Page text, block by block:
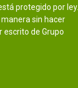
protegido por ley.
sin hacer
de Grupo